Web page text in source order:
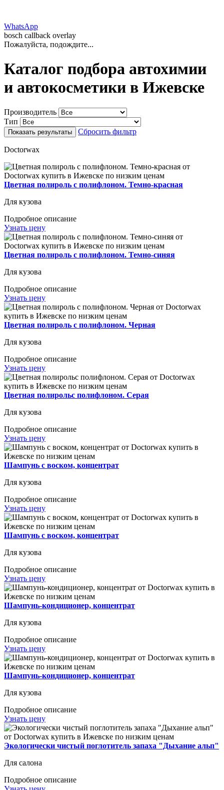
WhatsApp
bosch callback overlay
Пожалуйста, подождите...
Каталог подбора автохимии
и автокосметики в Ижевске
Производитель
Тип
Сбросить фильтр
Doctorwax
Цветная полироль с полифлоном. Темно-красная
Для кузова
Подробное описание
Узнать цену
Цветная полироль с полифлоном. Темно-синяя
Для кузова
Подробное описание
Узнать цену
Цветная полироль с полифлоном. Черная
Для кузова
Подробное описание
Узнать цену
Цветная полирольс полифлоном. Серая
Для кузова
Подробное описание
Узнать цену
Шампунь с воском, концентрат
Для кузова
Подробное описание
Узнать цену
Шампунь с воском, концентрат
Для кузова
Подробное описание
Узнать цену
Шампунь-кондиционер, концентрат
Для кузова
Подробное описание
Узнать цену
Шампунь-кондиционер, концентрат
Для кузова
Подробное описание
Узнать цену
Экологически чистый поглотитель запаха "Дыхание альп"
Для салона
Подробное описание